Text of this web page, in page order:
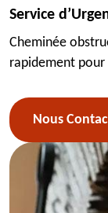
Service
Cheminée
rapidement
Nous